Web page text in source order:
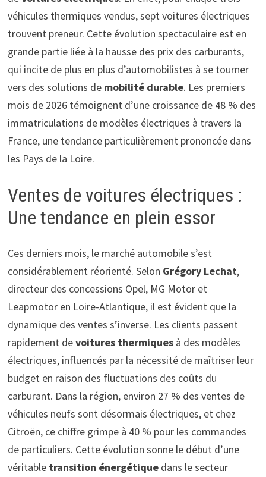
véhicules thermiques vendus, sept voitures électriques
trouvent preneur. Cette évolution spectaculaire est en
grande partie liée à la hausse des prix des carburants,
qui incite de plus en plus d’automobilistes à se tourner
vers des solutions de mobilité durable. Les premiers
mois de 2026 témoignent d’une croissance de 48 % des
immatriculations de modèles électriques à travers la
France, une tendance particulièrement prononcée dans
les Pays de la Loire.
Ventes de voitures électriques :
Une tendance en plein essor
Ces derniers mois, le marché automobile s’est
considérablement réorienté. Selon Grégory Lechat,
directeur des concessions Opel, MG Motor et
Leapmotor en Loire-Atlantique, il est évident que la
dynamique des ventes s’inverse. Les clients passent
rapidement devoitures thermiquesà des modèles
électriques, influencés par la nécessité de maîtriser leur
budget en raison des fluctuations des coûts du
carburant. Dans la région, environ 27 % des ventes de
véhicules neufs sont désormais électriques, et chez
Citroën, ce chiffre grimpe à 40 % pour les commandes
de particuliers. Cette évolution sonne le début d’une
véritable transition énergétiquedans le secteur